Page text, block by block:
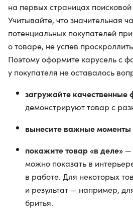
на первых страницах
Учитывайте, что значительная
потенциальных покупателей
о товаре, не успев
Поэтому оформите карусель с
у покупателя не оставалось
загружайте качественные
демонстрируют товар с
вынесите важные моменты
покажите товар «в деле» —
можно показать в
в работе. Для некоторых
и результат — например,
бритья.